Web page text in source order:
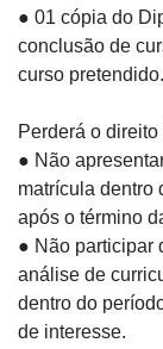
● 01 cópia do
conclusão de
curso pretendido.
Perderá o
● Não
matrícula dentro
após o término
● Não participar
análise de
dentro do
de interesse.